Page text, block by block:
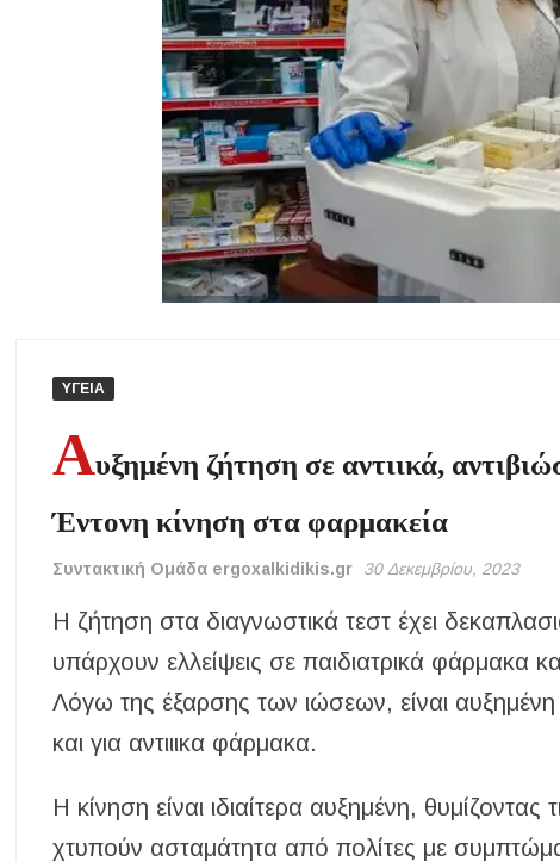
Το πρώτο Puppy Yoga έρχεται στην Χαλκιδική!
Ανοίγουν 40
Χαλκιδική: Συνελήφθη 46χρονος επειδή επέτρεψε στον ανήλικο γιο του
Η γενιά των 45+ επιστρέφει στα μπαρ: Το νέο κοινό που γεμίζει τις
Βαριές καμπάνες για ιδιοκτήτες σκύλων χωρίς λουρί – Πρόστιμα 300
Έως 500€ τον μήνα για τη φροντίδα βρεφών: Ποιοι γονείς μπορούν να
ΥΓΕΙΑ
Αυξημένη ζήτηση σε αντιικά,
Έντονη κίνηση στα φαρμακεία
Συντακτική Ομάδα ergoxalkidikis.gr 30 Δεκεμβρίου, 2023
Η ζήτηση στα διαγνωστικά τεστ έχει
υπάρχουν ελλείψεις σε παιδιατρικά φάρμακα
Λόγω της έξαρσης των ιώσεων, είναι
και για αντιιικα φάρμακα.
Η κίνηση είναι ιδιαίτερα αυξημένη,
χτυπούν ασταμάτητα από πολίτες με